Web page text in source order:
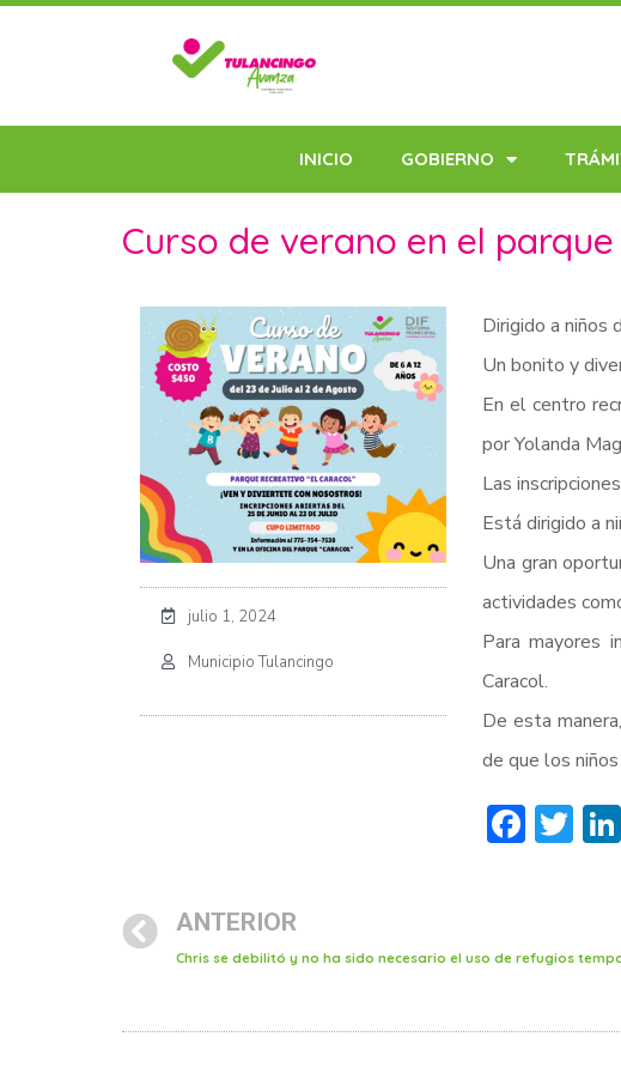
INICIO GOBIERNO
Curso de verano en el
julio 1, 2024
Municipio Tulancingo
Dirigido a niños
Un bonito y
En el centro
por Yolanda
Las
Está dirigido a
Una gran
actividades
Para mayores
Caracol.
De esta
de que los
ANTERIOR
Chris se debilitó y no ha sido necesario el uso de refugios